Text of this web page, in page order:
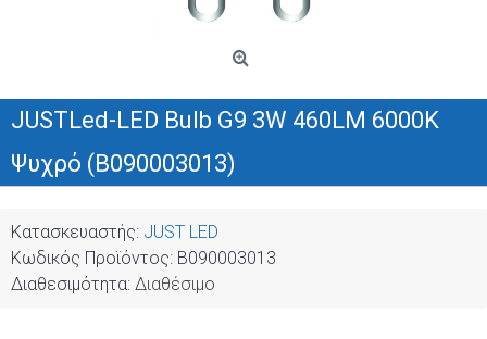
JUSTLed-LED Bulb G9 3W 460LM 6000K
Ψυχρό (B090003013)
Κατασκευαστής: JUST LED
Κωδικός Προϊόντος: B090003013
Διαθεσιμότητα: Διαθέσιμο